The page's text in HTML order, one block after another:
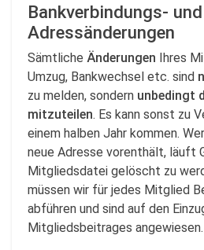
Bankverbindungs- und
Adressänderungen
Sämtliche Änderungen Ihres
Umzug, Bankwechsel etc. sind
zu melden, sondern unbedingt
mitzuteilen. Es kann sonst zu
einem halben Jahr kommen.
neue Adresse vorenthält, läuft
Mitgliedsdatei gelöscht zu
müssen wir für jedes Mitglied
abführen und sind auf den
Mitgliedsbeitrages angewiesen.